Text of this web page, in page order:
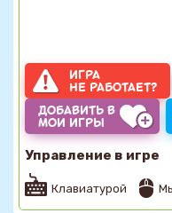
ИГРА
НЕ РАБОТАЕТ?
ДОБАВИТЬ В
МОИ ИГРЫ
Управление в игре
Клавиатурой